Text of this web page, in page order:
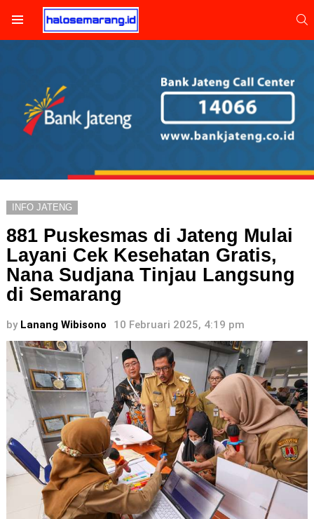
INFO JATENG
881 Puskesmas di Jateng Mulai
Layani Cek Kesehatan Gratis,
Nana Sudjana Tinjau Langsung
di Semarang
by Lanang Wibisono 10 Februari 2025, 4:19 pm